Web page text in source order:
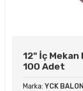
12" İç Mekan
100 Adet
Marka: YCK BALON